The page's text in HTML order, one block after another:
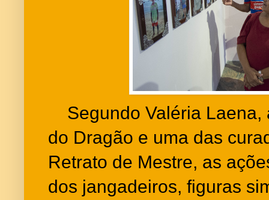
Segundo Valéria Laena,
do Dragão e uma das
Retrato de Mestre, as
dos jangadeiros, figuras